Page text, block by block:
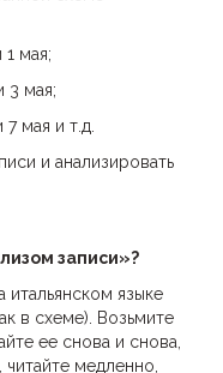
1 мая;
3 мая;
мая и т.д.
и анализировать
записи»?
итальянском языке
в схеме). Возьмите
ее снова и снова,
медленно,